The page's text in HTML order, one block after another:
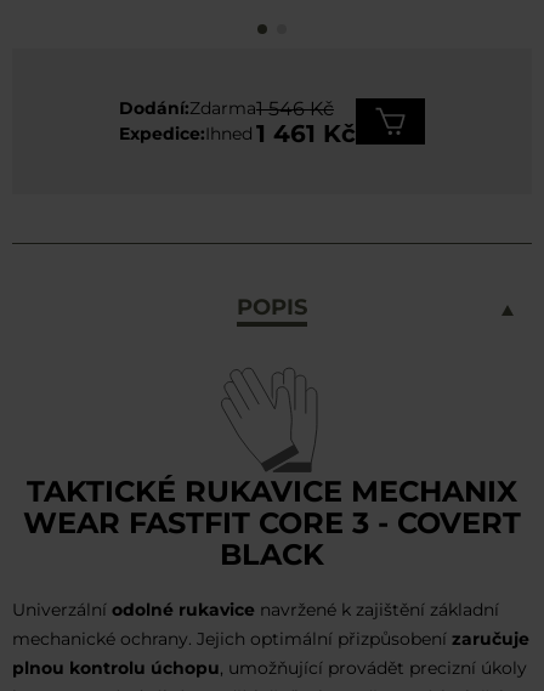
Dodání:Zdarma
Expedice:Ihned
1 546 Kč
1 461 Kč
POPIS
TAKTICKÉ RUKAVICE MECHANIX
WEAR FASTFIT CORE 3 - COVERT
BLACK
Univerzální odolné rukavice navržené k zajištění základní
mechanické ochrany. Jejich optimální přizpůsobení zaručuje
plnou kontrolu úchopu, umožňující provádět precizní úkoly